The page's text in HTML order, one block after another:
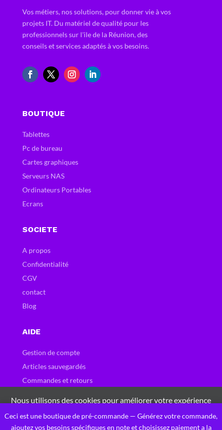
Ceci est une boutique de pré-commande — Générez votre commande,
ajoutez vos besoins spécifiques en note et choisissez paiement a la
Vos métiers, nos solutions, pour donner vie à vos
projets IT. Du matériel de qualité pour les
professionnels sur l'ile de la Réunion, des
conseils et services adaptés à vos besoins.
BOUTIQUE
Tablettes
Pc de bureau
Cartes graphiques
Serveurs NAS
Ordinateurs Portables
Ecrans
SOCIETE
A propos
Confidentialité
CGV
contact
Blog
AIDE
Gestion de compte
Articles sauvegardés
Commandes et retours
0
Nous utilisons des cookies pour améliorer votre expérience
sur notre site Web. En naviguant sur ce site, vous acceptez
notre utilisation des cookies.